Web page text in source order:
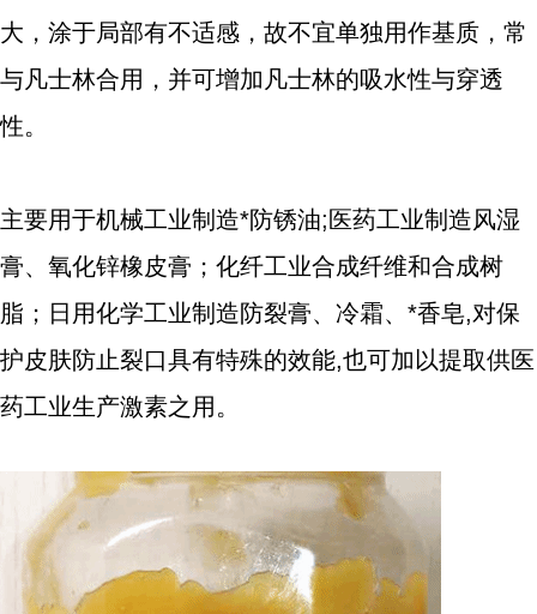
大，涂于局部有不适感，故不宜单独用作基质，常
与凡士林合用，并可增加凡士林的吸水性与穿透
性。
主要用于机械工业制造*防锈油;医药工业制造风湿
膏、氧化锌橡皮膏；化纤工业合成纤维和合成树
脂；日用化学工业制造防裂膏、冷霜、*香皂,对保
护皮肤防止裂口具有特殊的效能,也可加以提取供医
药工业生产激素之用。